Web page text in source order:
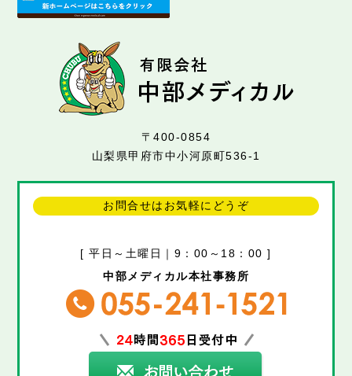
〒400-0854
山梨県甲府市中小河原町536-1
お問合せはお気軽にどうぞ
[ 平日～土曜日｜9：00～18：00 ]
中部メディカル本社事務所